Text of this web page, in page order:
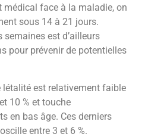
médical face à la maladie, on
sous 14 à 21 jours.
semaines est d’ailleurs
pour prévenir de potentielles
létalité est relativement faible
10 % et touche
en bas âge. Ces derniers
entre 3 et 6 %.